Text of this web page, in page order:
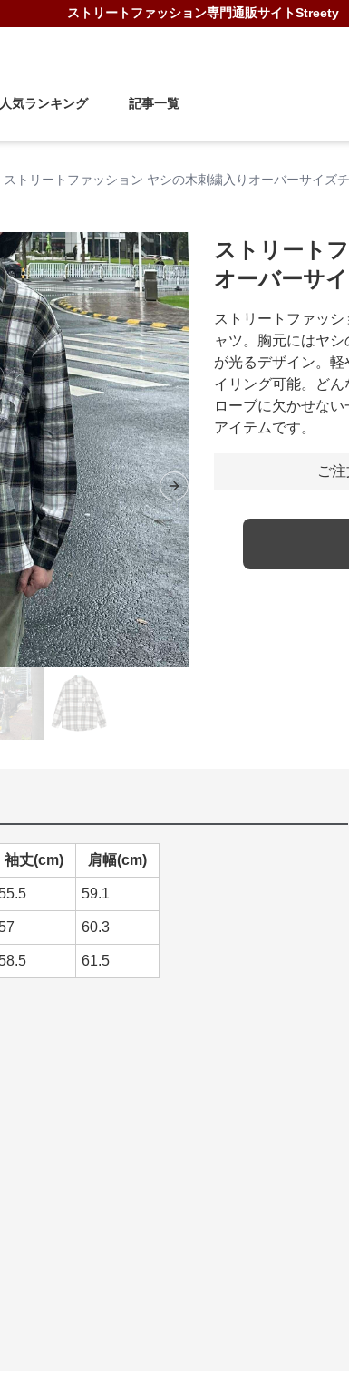
ストリートファッション専門通販サイトStreety
人気ランキング 記事一覧
ストリートファッション ヤシの木刺繍入りオーバーサイズ
Next slide
ストリート
オーバーサ
ストリートファッ
ャツ。胸元にはヤ
が光るデザイン。
イリング可能。ど
ローブに欠かせな
アイテムです。
ご
袖丈(cm) 肩幅(cm)
59.1
60.3
61.5